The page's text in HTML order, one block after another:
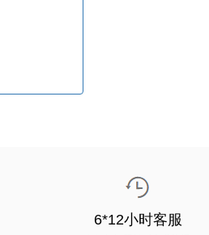
6*12小时客服